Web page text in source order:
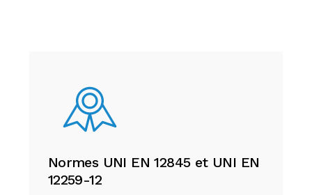
Normes UNI EN 12845 et UNI EN
12259-12